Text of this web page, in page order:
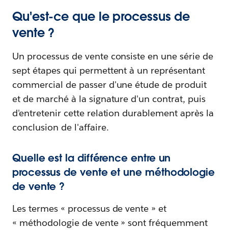
Qu'est-ce que le processus de
vente ?
Un processus de vente consiste en une série de
sept étapes qui permettent à un représentant
commercial de passer d'une étude de produit
et de marché à la signature d'un contrat, puis
d'entretenir cette relation durablement après la
conclusion de l'affaire.
Quelle est la différence entre un
processus de vente et une méthodologie
de vente ?
Les termes « processus de vente » et
« méthodologie de vente » sont fréquemment